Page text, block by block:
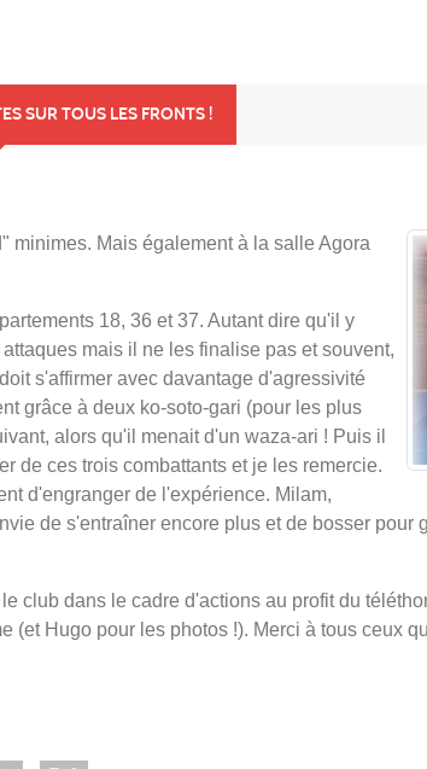
SUR TOUS LES FRONTS !
minimes. Mais également à la salle Agora
18, 36 et 37. Autant dire qu'il y
mais il ne les finalise pas et souvent,
s'affirmer avec davantage d'agressivité
grâce à deux ko-soto-gari (pour les plus
alors qu'il menait d'un waza-ari ! Puis il
de ces trois combattants et je les remercie.
d'engranger de l'expérience. Milam,
de s'entraîner encore plus et de bosser pour
club dans le cadre d'actions au profit du
Hugo pour les photos !). Merci à tous ceux